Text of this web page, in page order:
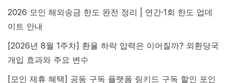
2026 모인 해외송금 한도 완전 정리 | 연간·1회 한도 업데
이트 안내
[2026년 8월 1주차] 환율 하락 압력은 이어질까? 외환당국
개입 효과와 주요 변수
[모인 제휴 혜택] 공동 구독 플랫폼 링키드 구독 할인 포인